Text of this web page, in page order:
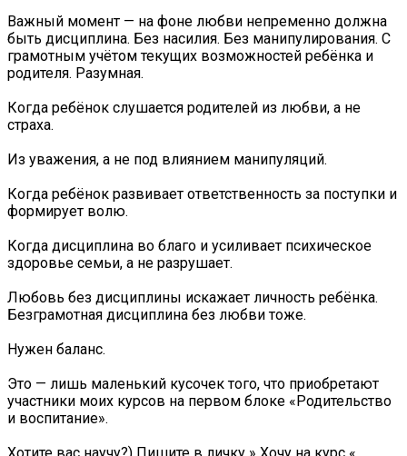
Важный момент — на фоне любви непременно должна
быть дисциплина. Без насилия. Без манипулирования. С
грамотным учётом текущих возможностей ребёнка и
родителя. Разумная.
Когда ребёнок слушается родителей из любви, а не
страха.
Из уважения, а не под влиянием манипуляций.
Когда ребёнок развивает ответственность за поступки и
формирует волю.
Когда дисциплина во благо и усиливает психическое
здоровье семьи, а не разрушает.
Любовь без дисциплины искажает личность ребёнка.
Безграмотная дисциплина без любви тоже.
Нужен баланс.
Это — лишь маленький кусочек того, что приобретают
участники моих курсов на первом блоке «Родительство
и воспитание».
Хотите вас научу?) Пишите в личку » Хочу на курс «,